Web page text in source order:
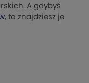
A gdybyś
, to znajdziesz je